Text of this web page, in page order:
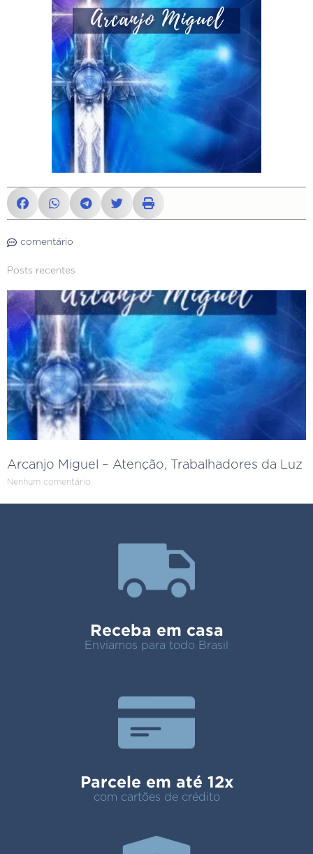
comentário
Posts recentes
Arcanjo Miguel – Atenção, Trabalhadores da Luz
Nenhum comentário
Receba em casa
Enviamos para todo Brasil
Parcele em até 12x
com cartões de crédito